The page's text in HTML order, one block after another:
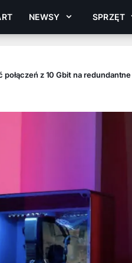
NEWSY SPRZĘT
z 10 Gbit na